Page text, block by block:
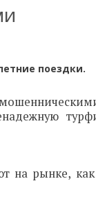
поездки.
на рынке,